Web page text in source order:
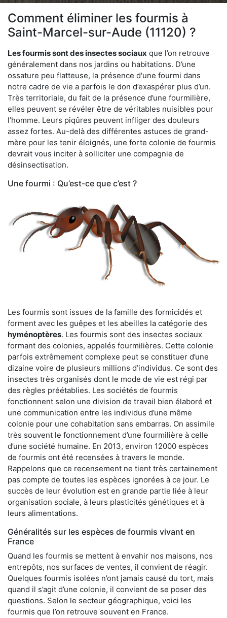
Comment éliminer les fourmis à
Saint-Marcel-sur-Aude (11120) ?
Les fourmis sont des insectes sociaux que l’on retrouve
généralement dans nos jardins ou habitations. D’une
ossature peu flatteuse, la présence d'une fourmi dans
notre cadre de vie a parfois le don d’exaspérer plus d’un.
Très territoriale, du fait de la présence d’une fourmilière,
elles peuvent se révéler être de véritables nuisibles pour
l’homme. Leurs piqûres peuvent infliger des douleurs
assez fortes. Au-delà des différentes astuces de grand-
mère pour les tenir éloignés, une forte colonie de fourmis
devrait vous inciter à solliciter une compagnie de
désinsectisation.
Une fourmi : Qu’est-ce que c’est ?
Les fourmis sont issues de la famille des formicidés et
forment avec les guêpes et les abeilles la catégorie des
hyménoptères. Les fourmis sont des insectes sociaux
formant des colonies, appelés fourmilières. Cette colonie
parfois extrêmement complexe peut se constituer d’une
dizaine voire de plusieurs millions d’individus. Ce sont des
insectes très organisés dont le mode de vie est régi par
des règles préétablies. Les sociétés de fourmis
fonctionnent selon une division de travail bien élaboré et
une communication entre les individus d’une même
colonie pour une cohabitation sans embarras. On assimile
très souvent le fonctionnement d’une fourmilière à celle
d’une société humaine. En 2013, environ 12000 espèces
de fourmis ont été recensées à travers le monde.
Rappelons que ce recensement ne tient très certainement
pas compte de toutes les espèces ignorées à ce jour. Le
succès de leur évolution est en grande partie liée à leur
organisation sociale, à leurs plasticités génétiques et à
leurs alimentations.
Généralités sur les espèces de fourmis vivant en
France
Quand les fourmis se mettent à envahir nos maisons, nos
entrepôts, nos surfaces de ventes, il convient de réagir.
Quelques fourmis isolées n’ont jamais causé du tort, mais
quand il s’agit d’une colonie, il convient de se poser des
questions. Selon le secteur géographique, voici les
fourmis que l’on retrouve souvent en France.